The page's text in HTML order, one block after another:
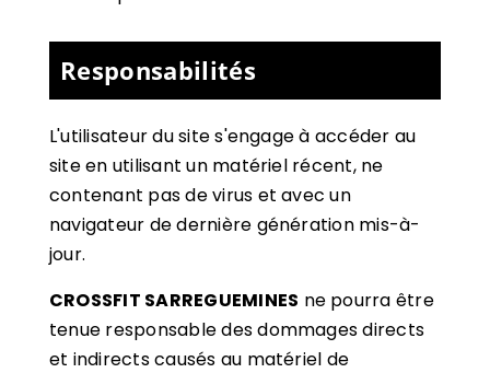
Responsabilités
L'utilisateur du site s'engage à accéder au
site en utilisant un matériel récent, ne
contenant pas de virus et avec un
navigateur de dernière génération mis-à-
jour.
CROSSFIT SARREGUEMINES ne pourra être
tenue responsable des dommages directs
et indirects causés au matériel de